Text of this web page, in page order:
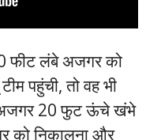
फीट लंबे अजगर को
पहुंची, तो वह भी
20 फुट ऊंचे खंभे
को निकालना और